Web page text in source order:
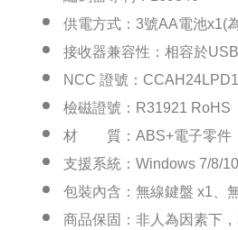
供電方式：3號AA電池x1(
接收器兼容性：相容於
NCC 證號：
檢磁證號：R31921 RoHS
材 質：ABS+電子零件
支援系統：Windows 7/8/
包裝內含：無線鍵盤 x1、
商品保固：非人為因素下